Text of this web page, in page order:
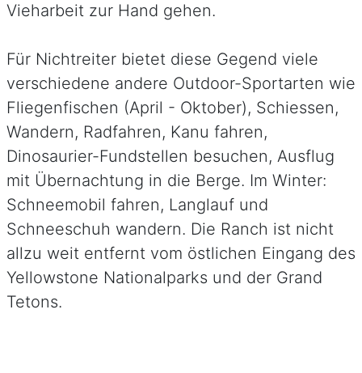
Vieharbeit zur Hand gehen.
Für Nichtreiter bietet diese Gegend viele
verschiedene andere Outdoor-Sportarten wie
Fliegenfischen (April - Oktober), Schiessen,
Wandern, Radfahren, Kanu fahren,
Dinosaurier-Fundstellen besuchen, Ausflug
mit Übernachtung in die Berge. Im Winter:
Schneemobil fahren, Langlauf und
Schneeschuh wandern. Die Ranch ist nicht
allzu weit entfernt vom östlichen Eingang des
Yellowstone Nationalparks und der Grand
Tetons.